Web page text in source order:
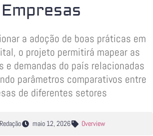
Empresas
a adoção de boas práticas em
o projeto permitirá mapear as
e demandas do país relacionadas
parâmetros comparativos entre
de diferentes setores
maio 12, 2026 Overview